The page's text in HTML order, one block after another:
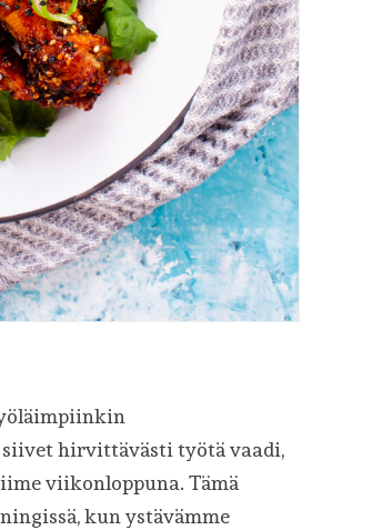
hirvittävästi työtä vaadi,
viikonloppuna. Tämä
kun ystävämme